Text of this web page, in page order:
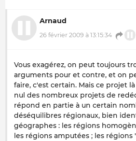
Arnaud
26 février 2009 à 13:15:34
Vous exagérez, on peut toujours
arguments pour et contre, et on
faire, c'est certain. Mais ce projet
nul des nombreux projets de
répond en partie à un certain
déséquilibres régionaux, bien
géographes : les régions
les régions amputées ; les